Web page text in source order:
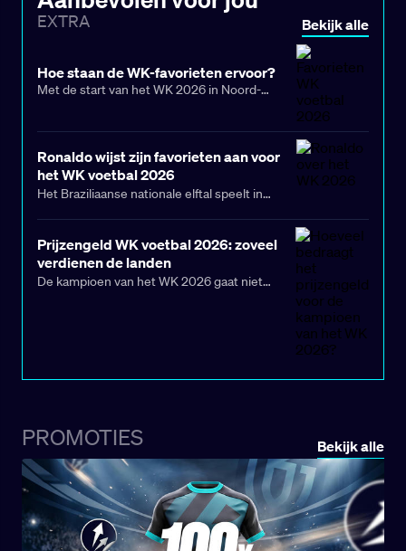
EXTRA Bekijk alle
Hoe staan de WK-favorieten ervoor?
Met de start van het WK 2026 in Noord-
onder de loep (wereldranglijst tussen
haakjes):
Ronaldo wijst zijn favorieten aan voor
het WK voetbal 2026
Het Braziliaanse nationale elftal speelt in
Tijdens het proces van kwalificatie voor het
WK en de vriendschappelijke ontmoetingen
viel er veel te zien van het nationale team:
Prijzengeld WK voetbal 2026: zoveel
verdienen de landen
De kampioen van het WK 2026 gaat niet
gedaan door de FIFA, tijdens het
goedgekeurd door de FIFA-Raad.
PROMOTIES Bekijk alle